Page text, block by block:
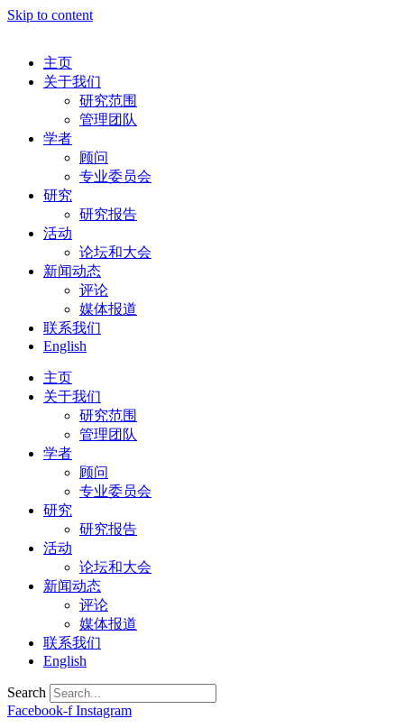
Skip to content
主页
关于我们
研究范围
管理团队
学者
顾问
专业委员会
研究
研究报告
活动
论坛和大会
新闻动态
评论
媒体报道
联系我们
English
主页
关于我们
研究范围
管理团队
学者
顾问
专业委员会
研究
研究报告
活动
论坛和大会
新闻动态
评论
媒体报道
联系我们
English
Search
Facebook-f Instagram